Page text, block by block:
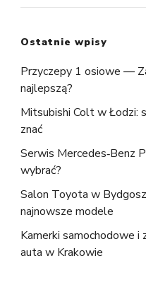
Ostatnie wpisy
Przyczepy 1 osiowe —
najlepszą?
Mitsubishi Colt w Łodzi:
znać
Serwis Mercedes‑Benz
wybrać?
Salon Toyota w
najnowsze modele
Kamerki samochodowe i
auta w Krakowie